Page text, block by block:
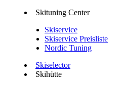
Skituning Center
Skiservice
Skiservice Preisliste
Nordic Tuning
Skiselector
Skihütte